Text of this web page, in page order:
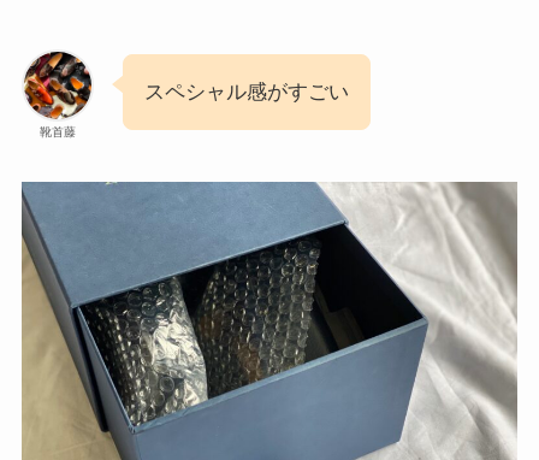
靴首藤
スペシャル感がすごい